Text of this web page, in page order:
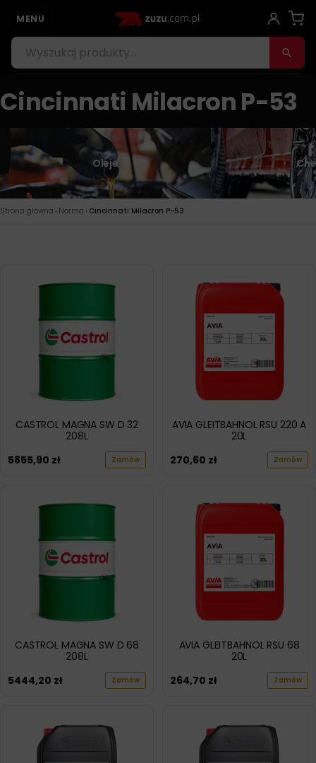
MENU
Cincinnati Milacron P-53
Oleje
Strona główna › Norma › Cincinnati Milacron P-53
CASTROL MAGNA SW D 32
208L
5855,90 zł Zamów
AVIA GLEITBAHNOL RSU 220 A
20L
270,60 zł Zamów
CASTROL MAGNA SW D 68
208L
5444,20 zł Zamów
AVIA GLEITBAHNOL RSU 68
20L
264,70 zł Zamów